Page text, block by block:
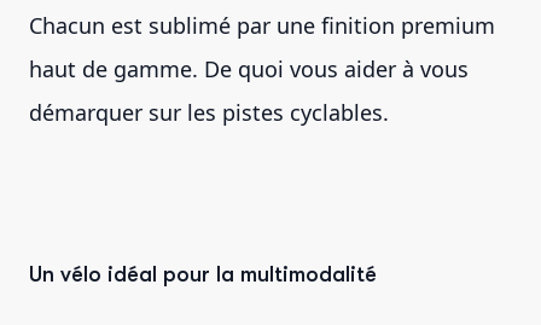
Chacun est sublimé par une finition premium
haut de gamme. De quoi vous aider à vous
démarquer sur les pistes cyclables.
Un vélo idéal pour la multimodalité